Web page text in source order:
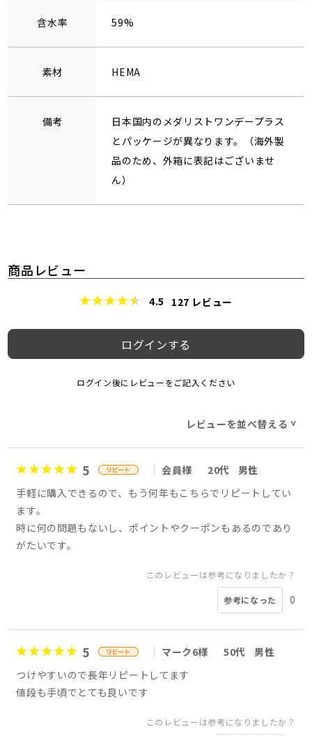
含水率 59%
素材 HEMA
備考
日本国内のメダリストワンデープラス
とパッケージが異なります。（海外製
品のため、外箱に表記はございませ
ん）
商品レビュー
4.5 127 レビュー
ログインする
ログイン後にレビューをご記入ください
レビューを並べ替える >
5 会員様 20代
男性
手軽に購入できるので、もう何年もこちらでリピートしてい
ます。
時に何の問題もないし、ポイントやクーポンもあるのであり
がたいです。
このレビューは参考になりましたか？
参考になった 0
5 マーク6様 50代
男性
つけやすいので長年リピートしてます
値段も手頃でとても良いです
このレビューは参考になりましたか？